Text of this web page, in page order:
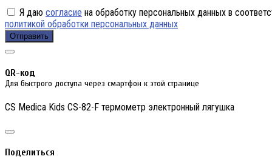
Я даю согласие на обработку персональных данных в
политикой обработки персональных данных
Отправить
QR-код
Для быстрого доступа через смартфон к этой странице
CS Medica Kids CS-82-F термометр электронный лягушка
Поделиться